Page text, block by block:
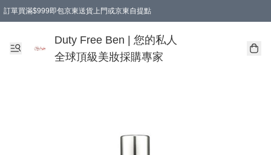
訂單買滿$999即包京東送貨上門或京東自提點
Duty Free Ben | 您的私人
全球頂級美妝採購專家